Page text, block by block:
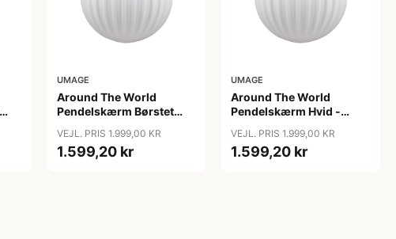
UMAGE
Around The World
Pendelskærm Børstet
VEJL. PRIS 1.999,00 KR
1.599,20 kr
UMAGE
Around The World
Pendelskærm Hvid -
VEJL. PRIS 1.999,00 KR
1.599,20 kr